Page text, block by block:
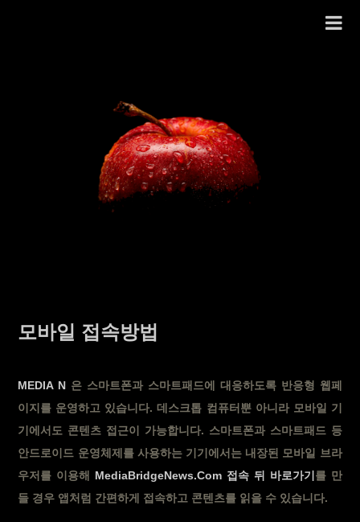
모바일 접속방법
MEDIA N 은 스마트폰과 스마트패드에 대응하도록 반응형 웹페
이지를 운영하고 있습니다. 데스크톱 컴퓨터뿐 아니라 모바일 기
기에서도 콘텐츠 접근이 가능합니다. 스마트폰과 스마트패드 등
안드로이드 운영체제를 사용하는 기기에서는 내장된 모바일 브라
우저를 이용해 MediaBridgeNews.Com 접속 뒤 바로가기 를 만
들 경우 앱처럼 간편하게 접속하고 콘텐츠를 읽을 수 있습니다.